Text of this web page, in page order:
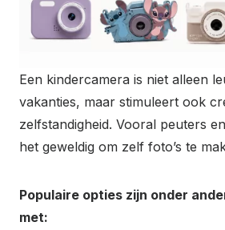
Een kindercamera is niet alleen
vakanties, maar stimuleert ook
zelfstandigheid. Vooral peuters
het geweldig om zelf foto’s te
Populaire opties zijn onder
met: